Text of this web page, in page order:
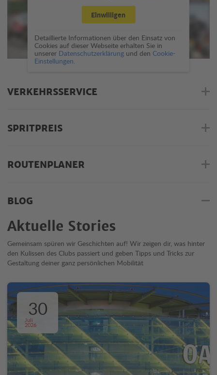
Einwilligen
Detaillierte Informationen über den Einsatz von
Cookies auf dieser Webseite erhalten Sie in
unserer Datenschutzerklärungund den Cookie-
Einstellungen.
VERKEHRSSERVICE
SPRITPREIS
ROUTENPLANER
BLOG
Aktuelle Stories
Gemeinsam spüren wir Geschichten auf! Wir zeigen dir, was hinter
den Kulissen des Clubs passiert und geben Tipps und Tricks zur
Gestaltung deiner ganz persönlichen Mobilität
30
Juli
2026